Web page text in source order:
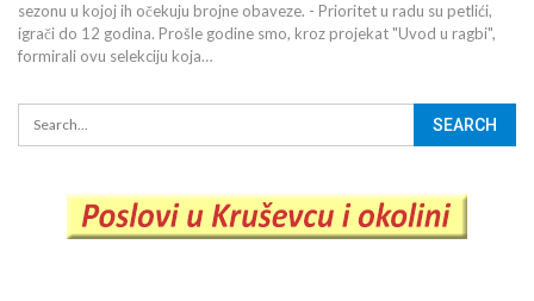
sezonu u kojoj ih očekuju brojne obaveze. - Prioritet u radu su petlići,
igrači do 12 godina. Prošle godine smo, kroz projekat "Uvod u ragbi",
formirali ovu selekciju koja…